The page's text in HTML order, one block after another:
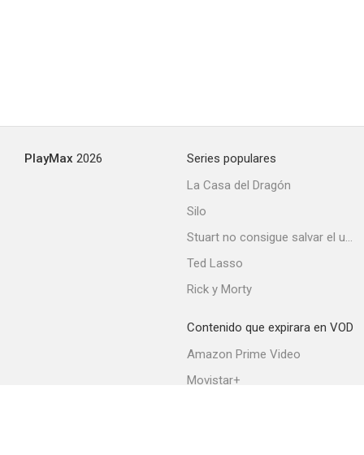
PlayMax 2026
Series populares
La Casa del Dragón
Silo
Stuart no consigue salvar el universo
Ted Lasso
Rick y Morty
Contenido que expirara en VOD
Amazon Prime Video
Movistar+